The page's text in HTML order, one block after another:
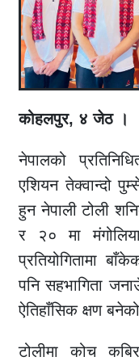
कोहलपुर, ४ जेठ ।
नेपालको
एशियन तेक्वान्दो
हुन नेपाली टोली
र २० मा
प्रतियोगितामा
पनि सहभागिता
ऐतिहाँसिक क्षण
टोलीमा कोच